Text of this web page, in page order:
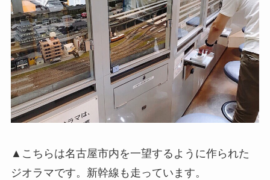
▲こちらは名古屋市内を一望するように作られた
ジオラマです。新幹線も走っています。